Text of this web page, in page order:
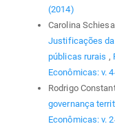
(2014)
Carolina
Justificações
públicas rurais ,
Econômicas: v.
Rodrigo
governança
Econômicas: v.